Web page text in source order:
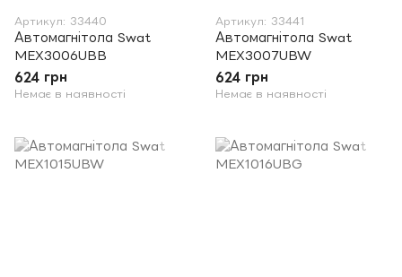
Артикул: 33440
Автомагнітола Swat
MEX3006UBB
624 грн
Немає в наявності
Артикул: 33441
Автомагнітола Swat
MEX3007UBW
624 грн
Немає в наявності